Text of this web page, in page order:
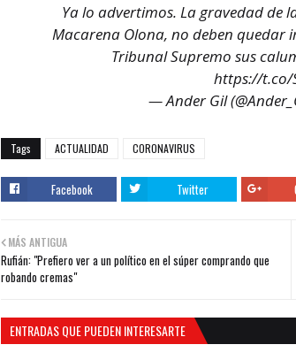
Ya lo advertimos. La gravedad de
Macarena Olona, no deben quedar
Tribunal Supremo sus
https://t.co/
— Ander Gil
Tags ACTUALIDAD CORONAVIRUS
Facebook Twitter
MÁS ANTIGUA
Rufián: "Prefiero ver a un político en el súper comprando que
robando cremas"
ENTRADAS QUE PUEDEN INTERESARTE